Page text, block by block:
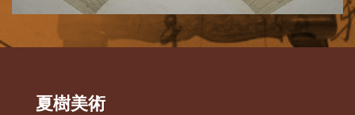
夏樹美術